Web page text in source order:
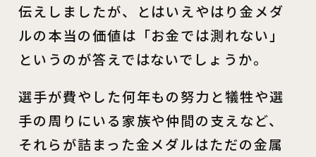
伝えしましたが、とはいえやはり金メダ
ルの本当の価値は「お金では測れない」
というのが答えではないでしょうか。
選手が費やした何年もの努力と犠牲や選
手の周りにいる家族や仲間の支えなど、
それらが詰まった金メダルはただの金属